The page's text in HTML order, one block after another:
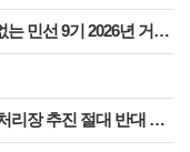
년 거창군청 하반기 정기인사
대 반대 기자 회견 및 집회